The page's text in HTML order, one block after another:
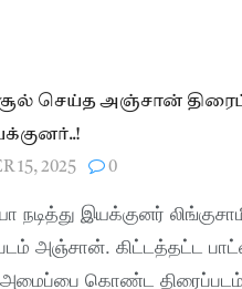
செய்த அஞ்சான்
15, 2025 0
நடித்து இயக்குனர்
அஞ்சான். கிட்டத்தட்ட
கொண்ட